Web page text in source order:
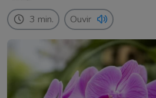
3 min. Ouvir